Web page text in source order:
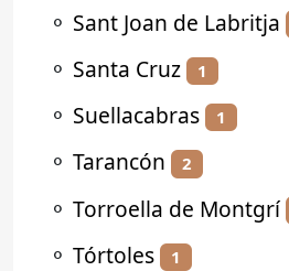
⚬ Sant Joan de Labritja
⚬ Santa Cruz 1
⚬ Suellacabras 1
⚬ Tarancón 2
⚬ Torroella de Montgrí
⚬ Tórtoles 1